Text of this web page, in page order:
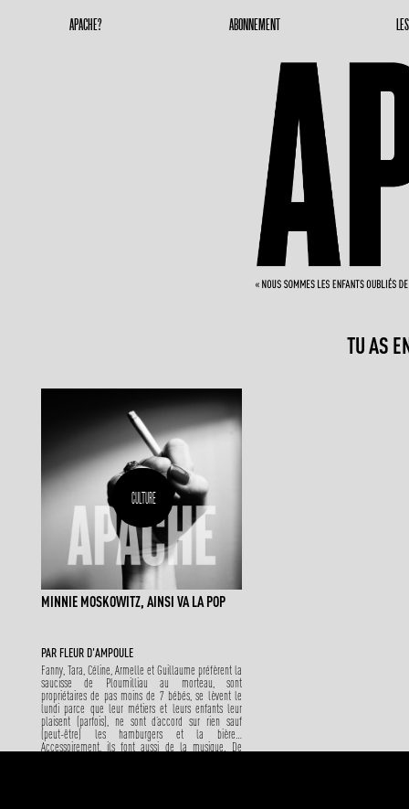
APACHE? ABONNEMENT
TU AS
CULTURE
MINNIE MOSKOWITZ, AINSI VA LA POP
PARFLEUR D'AMPOULE
Fanny, Tara, Céline, Armelle et Guillaume préfèrent la
saucisse de Ploumilliau au morteau, sont
propriétaires de pas moins de 7 bébés, se lèvent le
lundi parce que leur métiers et leurs enfants leur
plaisent (parfois), ne sont d’accord sur rien sauf
(peut-être) les hamburgers et la bière…
Accessoirement, ils font aussi de la musique. De